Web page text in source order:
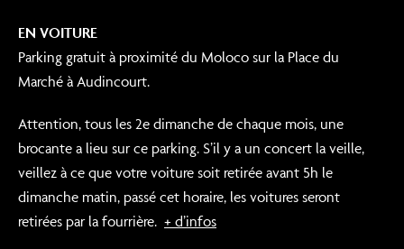
EN VOITURE
Parking gratuit à proximité du Moloco sur la Place du
Marché à Audincourt.
Attention, tous les 2e dimanche de chaque mois, une
brocante a lieu sur ce parking. S’il y a un concert la veille,
veillez à ce que votre voiture soit retirée avant 5h le
dimanche matin, passé cet horaire, les voitures seront
retirées par la fourrière. + d’infos